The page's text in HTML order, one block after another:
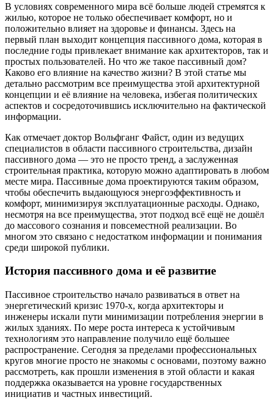
В условиях современного мира всё больше людей стремятся к
жилью, которое не только обеспечивает комфорт, но и
положительно влияет на здоровье и финансы. Здесь на
первый план выходит концепция пассивного дома, которая в
последние годы привлекает внимание как архитекторов, так и
простых пользователей. Но что же такое пассивный дом?
Каково его влияние на качество жизни? В этой статье мы
детально рассмотрим все преимущества этой архитектурной
концепции и её влияние на человека, избегая политических
аспектов и сосредоточившись исключительно на фактической
информации.
Как отмечает доктор Вольфганг Файст, один из ведущих
специалистов в области пассивного строительства, дизайн
пассивного дома — это не просто тренд, а заслуженная
строительная практика, которую можно адаптировать в любом
месте мира. Пассивные дома проектируются таким образом,
чтобы обеспечить выдающуюся энергоэффективность и
комфорт, минимизируя эксплуатационные расходы. Однако,
несмотря на все преимущества, этот подход всё ещё не дошёл
до массового сознания и повсеместной реализации. Во
многом это связано с недостатком информации и понимания
среди широкой публики.
История пассивного дома и её развитие
Пассивное строительство начало развиваться в ответ на
энергетический кризис 1970-х, когда архитекторы и
инженеры искали пути минимизации потребления энергии в
жилых зданиях. По мере роста интереса к устойчивым
технологиям это направление получило ещё большее
распространение. Сегодня за пределами профессиональных
кругов многие просто не знакомы с основами, поэтому важно
рассмотреть, как прошли изменения в этой области и какая
поддержка оказывается на уровне государственных
инициатив и частных инвестиций.